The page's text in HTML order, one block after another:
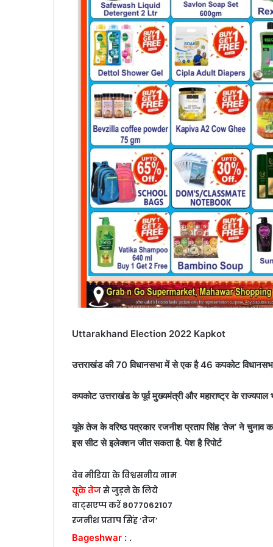
Uttarakhand Election 2022 Kapkot
उत्तराखंड की 70 विधानसभा में से एक है 46 कपकोट
कपकोट उत्तराखंड के पूर्व मुख्यमंत्री और महाराष्ट्र के राज्यपाल
यूके तेज के वरिष्ठ पत्रकार रजनीश प्रताप सिंह ‘तेज’ ने चुनाव
इस सीट से इलेक्शन जीत सकता है. पेश है रिपोर्ट
वेब मीडिया के विश्वसनीय नाम
यूके तेजसे जुड़ने के लिये
वाट्सएप्प करें 8077062107
रजनीश प्रताप सिंह ‘तेज’
Bageshwar : .